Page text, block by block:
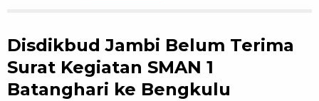
Disdikbud Jambi Belum Terima
Surat Kegiatan SMAN 1
Batanghari ke Bengkulu